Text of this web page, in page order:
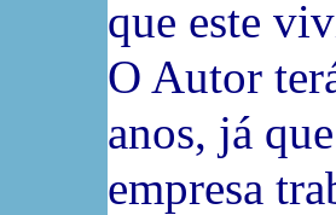
que este
O Autor
anos, já
empresa